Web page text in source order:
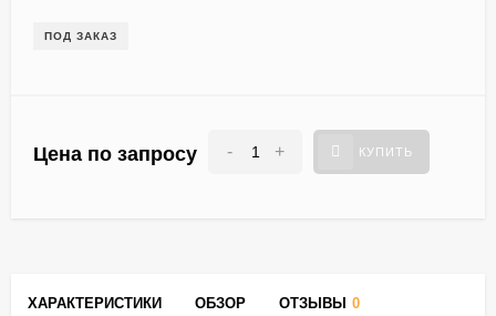
ПОД ЗАКАЗ
Цена по запросу - + КУПИТЬ
ХАРАКТЕРИСТИКИ ОБЗОР ОТЗЫВЫ 0